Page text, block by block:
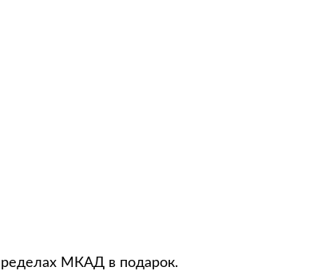
МКАД в подарок.